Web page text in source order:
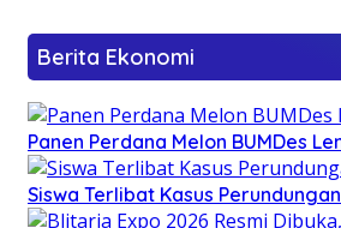
Berita Ekonomi
Panen Perdana Melon BUMDes
Siswa Terlibat Kasus